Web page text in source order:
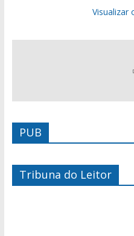
Visualizar
PUB
Tribuna do Leitor